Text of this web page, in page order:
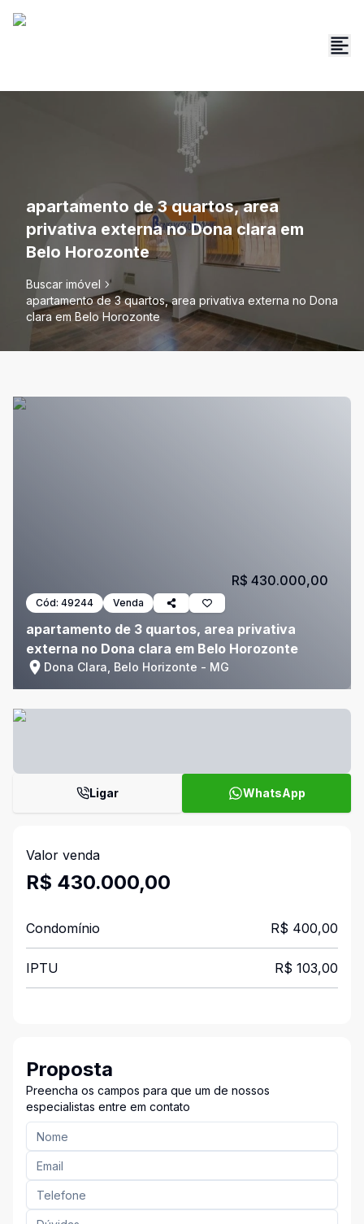
apartamento de 3 quartos, area
privativa externa no Dona clara em
Belo Horozonte
Buscar imóvel
apartamento de 3 quartos, area privativa externa no Dona
clara em Belo Horozonte
Cód: 49244 Venda
apartamento de 3 quartos, area privativa
externa no Dona clara em Belo Horozonte
Dona Clara, Belo Horizonte - MG
R$ 430.000,00
Ligar WhatsApp
Valor venda
R$ 430.000,00
Condomínio R$ 400,00
IPTU R$ 103,00
Proposta
Preencha os campos para que um de nossos
especialistas entre em contato